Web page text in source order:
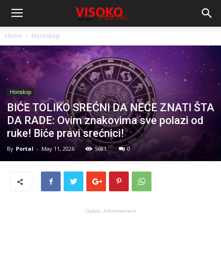
Home Horoskop
Horoskop
BIĆE TOLIKO SREĆNI DA NEĆE ZNATI ŠTA
DA RADE: Ovim znakovima sve polazi od
ruke! Biće pravi srećnici!
By Portal - May 11, 2026 5681 0
Oglasi - Advertisement